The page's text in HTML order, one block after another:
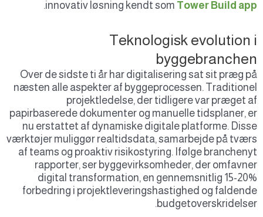
innovativ løsning kendt som Tower Build app
.
Teknologisk evolution i
byggebranchen
Over de sidste ti år har digitalisering sat sit præg på
næsten alle aspekter af byggeprocessen. Traditionel
projektledelse, der tidligere var præget af
papirbaserede dokumenter og manuelle tidsplaner, er
nu erstattet af dynamiske digitale platforme. Disse
værktøjer muliggør realtidsdata, samarbejde på tværs
af teams og proaktiv risikostyring. Ifølge branchenyt
rapporter, ser byggevirksomheder, der omfavner
digital transformation, en gennemsnitlig 15-20%
forbedring i projektleveringshastighed og faldende
budgetoverskridelser.